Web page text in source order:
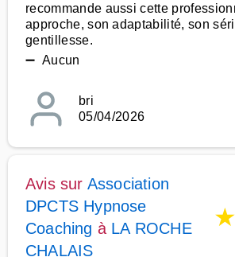
recommande aussi cette
approche, son adaptabilité, son
gentillesse.
➖ Aucun
bri
05/04/2026
Avis sur Association
DPCTS Hypnose
Coaching à LA ROCHE
CHALAIS
★